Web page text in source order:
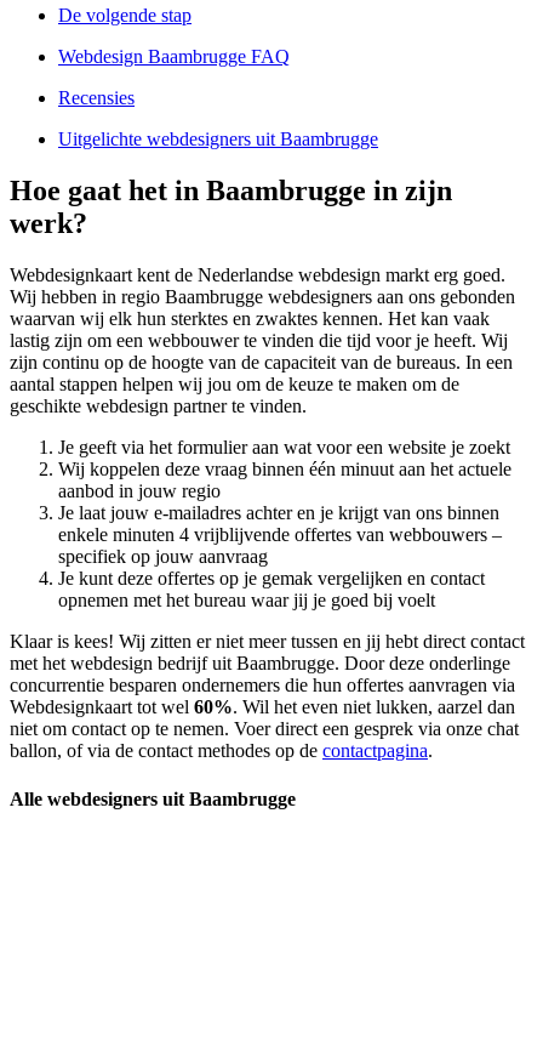
De volgende stap
Webdesign Baambrugge FAQ
Recensies
Uitgelichte webdesigners uit Baambrugge
Hoe gaat het in Baambrugge in zijn
werk?
Webdesignkaart kent de Nederlandse webdesign markt erg goed.
Wij hebben in regio Baambrugge webdesigners aan ons gebonden
waarvan wij elk hun sterktes en zwaktes kennen. Het kan vaak
lastig zijn om een webbouwer te vinden die tijd voor je heeft. Wij
zijn continu op de hoogte van de capaciteit van de bureaus. In een
aantal stappen helpen wij jou om de keuze te maken om de
geschikte webdesign partner te vinden.
Je geeft via het formulier aan wat voor een website je zoekt
Wij koppelen deze vraag binnen één minuut aan het actuele
aanbod in jouw regio
Je laat jouw e-mailadres achter en je krijgt van ons binnen
enkele minuten 4 vrijblijvende offertes van webbouwers –
specifiek op jouw aanvraag
Je kunt deze offertes op je gemak vergelijken en contact
opnemen met het bureau waar jij je goed bij voelt
Klaar is kees! Wij zitten er niet meer tussen en jij hebt direct contact
met het webdesign bedrijf uit Baambrugge. Door deze onderlinge
concurrentie besparen ondernemers die hun offertes aanvragen via
Webdesignkaart tot wel 60%. Wil het even niet lukken, aarzel dan
niet om contact op te nemen. Voer direct een gesprek via onze chat
ballon, of via de contact methodes op de contactpagina.
Alle webdesigners uit Baambrugge